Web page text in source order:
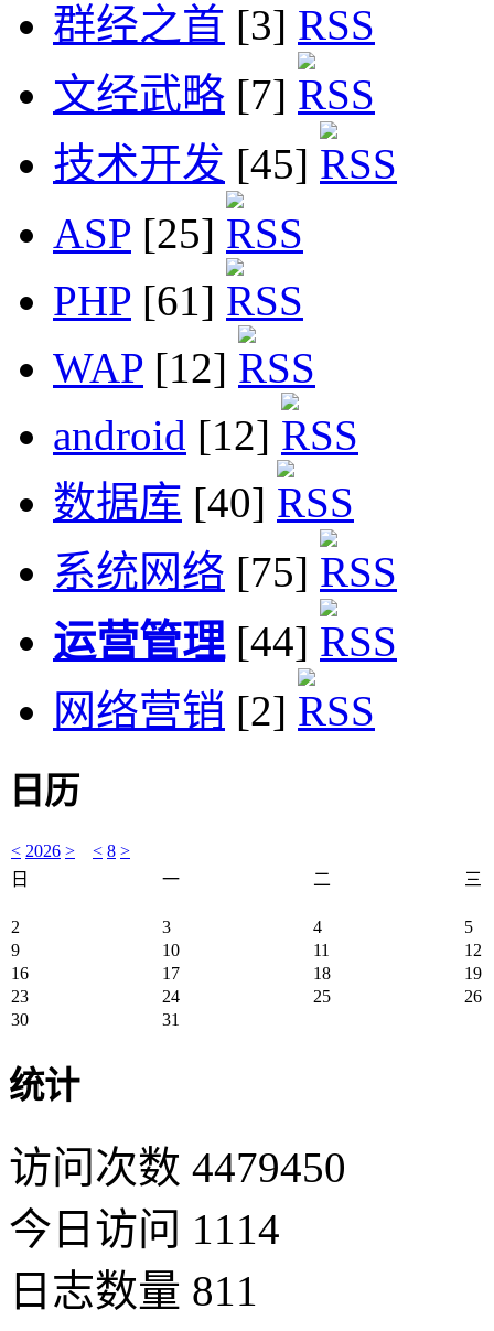
群经之首 [3]
文经武略 [7]
技术开发 [45]
ASP [25]
PHP [61]
WAP [12]
android [12]
数据库 [40]
系统网络 [75]
运营管理[44]
网络营销 [2]
日历
< 2026 > < 8 >
日
一 二 三
2 3 4
5
9
10 11
12
16
17 18
19
23
24 25
26
30
31
统计
访问次数 4479450
今日访问 1114
日志数量 811